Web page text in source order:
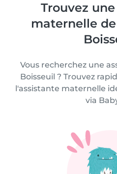
Trouvez
maternelle
Vous recherchez une
Boisseuil ? Trouvez
l'assistante maternelle
via